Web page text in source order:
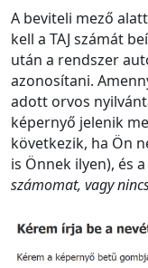
A beviteli mező
kell a TAJ számát
után a rendszer
azonosítani.
adott orvos
képernyő jelenik
következik, ha Ön
is Önnek ilyen), és
számomat, vagy